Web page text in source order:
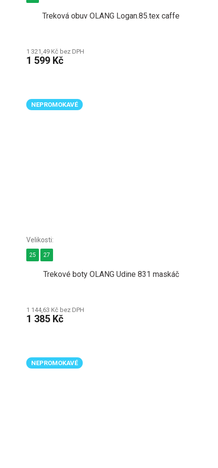
Treková obuv OLANG Logan.85.tex caffe
1 321,49 Kč bez DPH
1 599 Kč
NEPROMOKAVÉ
Trekové boty OLANG Udine 831 maskáč
1 144,63 Kč bez DPH
1 385 Kč
25 27
NEPROMOKAVÉ